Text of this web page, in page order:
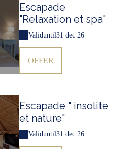
Escapade
"Relaxation et spa"
Validuntil31 dec 26
OFFER
Escapade " insolite
et nature"
Validuntil31 dec 26